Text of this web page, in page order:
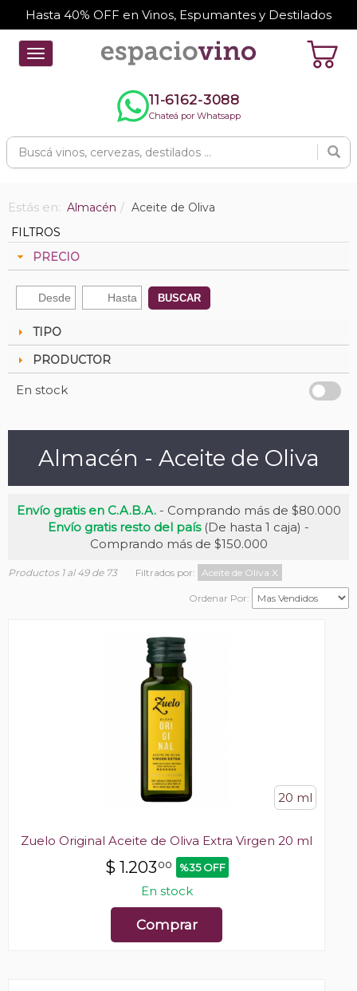
Hasta 40% OFF en Vinos, Espumantes y Destilados
Toggle
navigation
11-6162-3088
Chateá por Whatsapp
Estás en: Almacén
Aceite de Oliva
FILTROS
PRECIO
BUSCAR
TIPO
PRODUCTOR
En stock
Almacén - Aceite de Oliva
Envío gratis en C.A.B.A.- Comprando más de $80.000
Envío gratis resto del país(De hasta 1 caja) -
Comprando más de $150.000
Productos 1 al 49 de 73 Filtrados por: Aceite de Oliva X
Ordenar Por:
20 ml
Zuelo Original Aceite de Oliva Extra Virgen 20 ml
$ 1.203 00 %35 OFF
En stock
Comprar